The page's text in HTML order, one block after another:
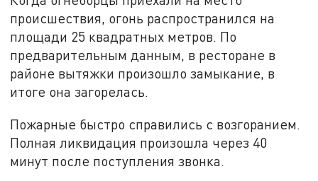
происшествия, огонь распространился на
площади 25 квадратных метров. По
предварительным данным, в ресторане в
районе вытяжки произошло замыкание, в
итоге она загорелась.
Пожарные быстро справились с возгоранием.
Полная ликвидация произошла через 40
минут после поступления звонка.